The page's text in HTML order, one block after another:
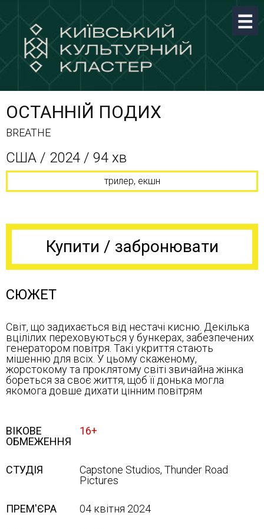
ОСТАННІЙ ПОДИХ
BREATHE
США / 2024 / 94 хв
трилер, екшн
Купити / забронювати
СЮЖЕТ
Світ, що задихається від нестачі кисню. Декілька
вцілілих переховуються у бункерах, забезпечених
генератором повітря. Такі укриття стають
мішенню для всіх. У цьому скаженому,
жорстокому та проклятому світі звичайна жінка
бореться за своє життя, щоб її донька могла
якомога довше дихати цінним повітрям
ВІКОВЕ
ОБМЕЖЕННЯ
16+
СТУДІЯ
Capstone Studios, Thunder Road
Pictures
ПРЕМ'ЄРА 04 квітня 2024